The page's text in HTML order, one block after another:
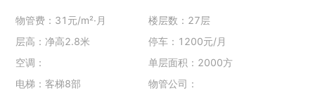
物管费：31元/m²·月
层高：净高2.8米
空调：
电梯：客梯8部
楼层数：27层
停车：1200元/月
单层面积：2000方
物管公司：